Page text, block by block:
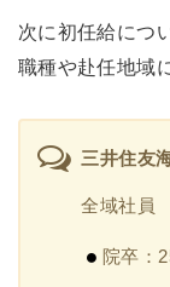
次に初任給につ
職種や赴任地域
三井住友
全域社員
院卒：